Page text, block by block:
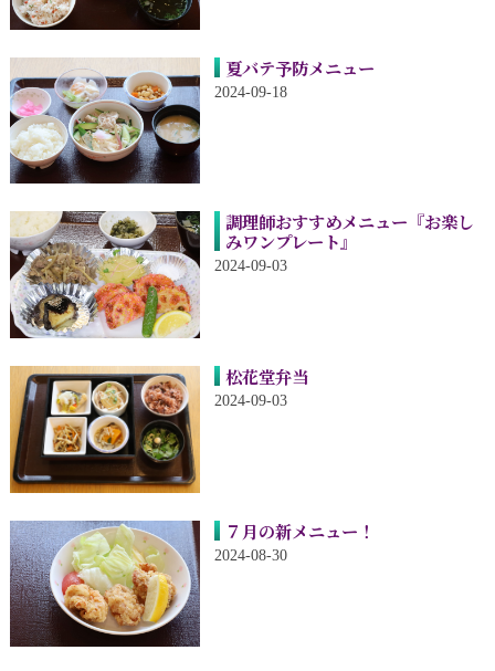
夏バテ予防メニュー
2024-09-18
調理師おすすめメニュー『お楽し
みワンプレート』
2024-09-03
松花堂弁当
2024-09-03
７月の新メニュー！
2024-08-30